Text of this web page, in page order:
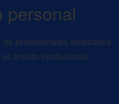
personal
profesionales dedicados
ámbito institucional.